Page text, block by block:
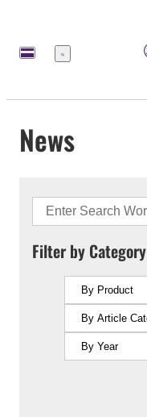
Menu
News
Filter by Category